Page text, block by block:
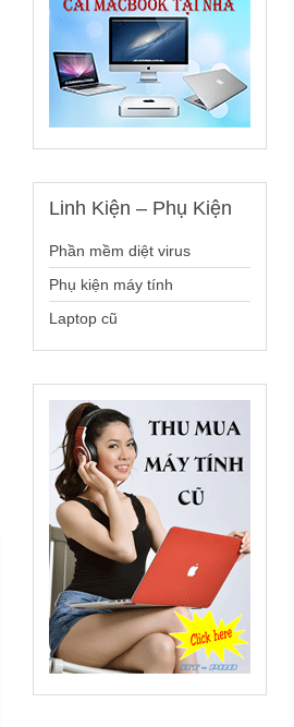
Linh Kiện – Phụ Kiện
Phần mềm diệt virus
Phụ kiện máy tính
Laptop cũ